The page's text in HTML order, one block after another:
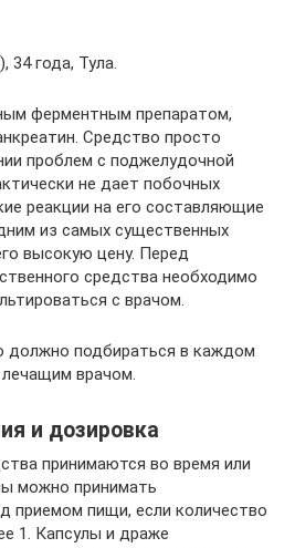
34 года, Тула.
ферментным препаратом,
Средство просто
проблем с поджелудочной
не дает побочных
реакции на его составляющие
из самых существенных
высокую цену. Перед
средства необходимо
с врачом.
должно подбираться в каждом
врачом.
и дозировка
принимаются во время или
можно принимать
приемом пищи, если количество
1. Капсулы и драже